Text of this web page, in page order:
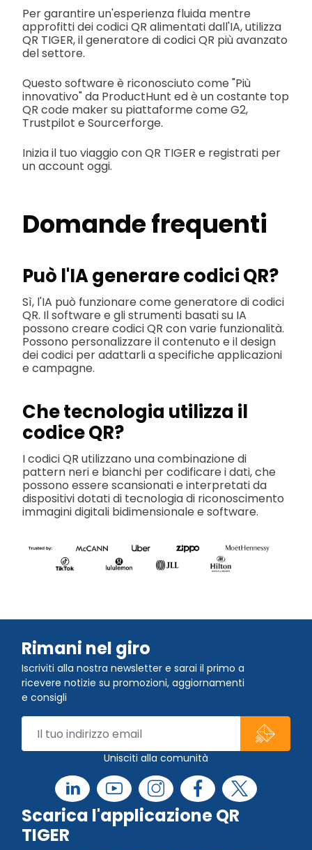
Per garantire un'esperienza fluida mentre
approfitti dei codici QR alimentati dall'IA, utilizza
QR TIGER, il generatore di codici QR più avanzato
del settore.
Questo software è riconosciuto come "Più
innovativo" da ProductHunt ed è un costante top
QR code maker su piattaforme come G2,
Trustpilot e Sourcerforge.
Inizia il tuo viaggio con QR TIGER e registrati per
un account oggi.
Domande frequenti
Può l'IA generare codici QR?
Sì, l'IA può funzionare come generatore di codici
QR. Il software e gli strumenti basati su IA
possono creare codici QR con varie funzionalità.
Possono personalizzare il contenuto e il design
dei codici per adattarli a specifiche applicazioni
e campagne.
Che tecnologia utilizza il
codice QR?
I codici QR utilizzano una combinazione di
pattern neri e bianchi per codificare i dati, che
possono essere scansionati e interpretati da
dispositivi dotati di tecnologia di riconoscimento
immagini digitali bidimensionale e software.
Rimani nel giro
Iscriviti alla nostra newsletter e sarai il primo a
ricevere notizie su promozioni, aggiornamenti
e consigli
Unisciti alla comunità
Scarica l'applicazione QR
TIGER